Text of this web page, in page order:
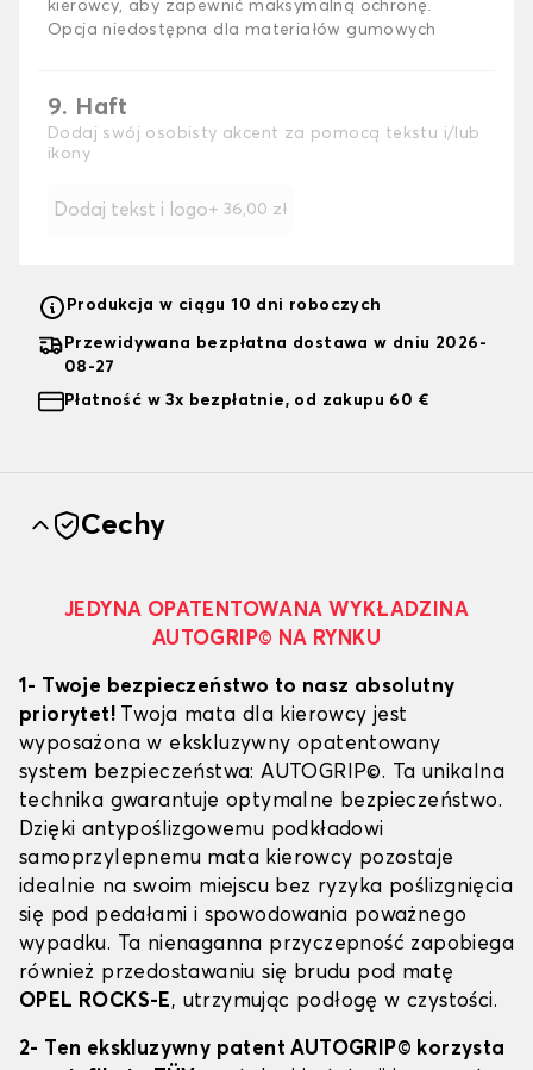
kierowcy, aby zapewnić maksymalną ochronę.
Opcja niedostępna dla materiałów gumowych
9. Haft
Dodaj swój osobisty akcent za pomocą tekstu i/lub
ikony
Dodaj tekst i logo+ 36,00 zł
Produkcja w ciągu 10 dni roboczych
Przewidywana bezpłatna dostawa w dniu 2026-
08-27
Płatność w 3x bezpłatnie, od zakupu 60 €
Cechy
JEDYNA OPATENTOWANA WYKŁADZINA
AUTOGRIP© NA RYNKU
1- Twoje bezpieczeństwo to nasz absolutny
priorytet! Twoja mata dla kierowcy jest
wyposażona w ekskluzywny opatentowany
system bezpieczeństwa: AUTOGRIP©. Ta unikalna
technika gwarantuje optymalne bezpieczeństwo.
Dzięki antypoślizgowemu podkładowi
samoprzylepnemu mata kierowcy pozostaje
idealnie na swoim miejscu bez ryzyka poślizgnięcia
się pod pedałami i spowodowania poważnego
wypadku. Ta nienaganna przyczepność zapobiega
również przedostawaniu się brudu pod matę
OPEL ROCKS-E, utrzymując podłogę w czystości.
2- Ten ekskluzywny patent AUTOGRIP© korzysta